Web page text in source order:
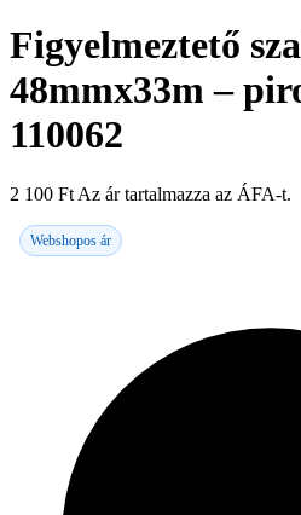
Figyelmeztető
48mmx33m –
110062
2 100 Ft Az ár tartalmazza az ÁFA-t.
Webshopos ár